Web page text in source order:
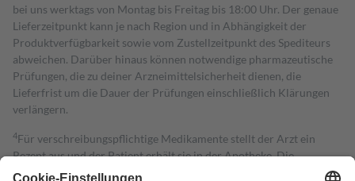
bei uns werktags von Montag bis Freitag bis 18:00 Uhr. Der genaue
Lieferzeitpunkt kann je nach Region und in Abhängigkeit der
Produktverfügbarkeit sowie vom Zustellzeitpunkt des Spediteurs
abweichen. Darüber hinaus können notwendige pharmazeutische
Prüfungen, die zu deiner Arzneimittelsicherheit dienen, die
Lieferfrist um die Dauer der Prüfungen einschließlich Klärungen
verlängern.
4Für verschreibungspflichtige Medikamente stellt der Arzt ein
Rezept aus und der Patient erhält sie in der Apotheke. Die
gesetzliche Krankenversicherung übernimmt in der Regel die